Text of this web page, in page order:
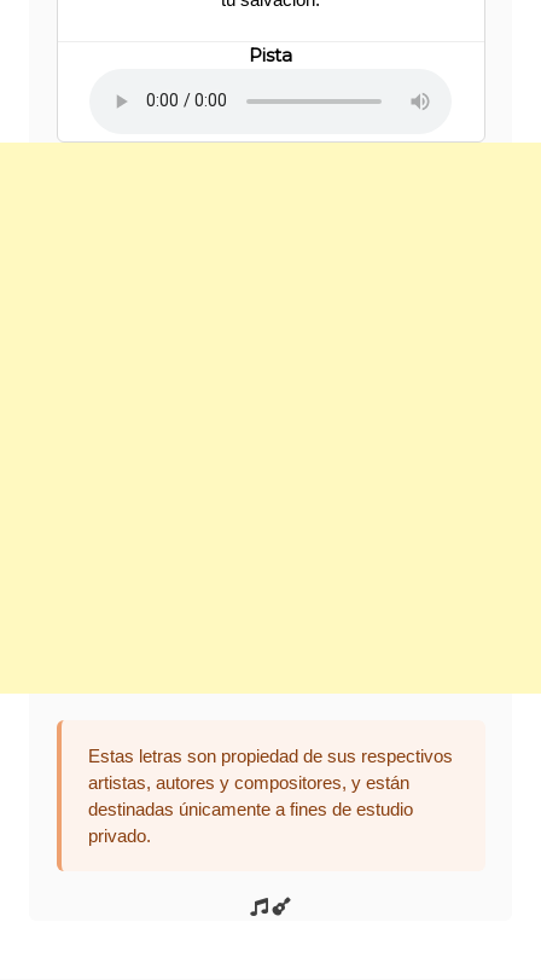
Pista
Estas letras son propiedad de sus respectivos
artistas, autores y compositores, y están
destinadas únicamente a fines de estudio
privado.